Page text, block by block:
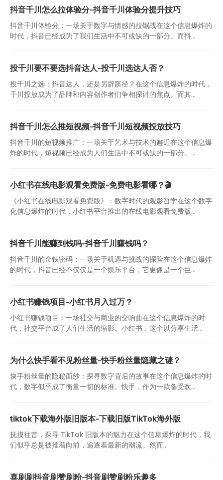
抖音千川怎么拉体验分-抖音千川体验分提升技巧
抖音千川体验分：一场关于数字与情感的拉锯战在这个信息爆炸的
时代，抖音已经成为了我们生活中不可或缺的一部分。而抖...
投千川要不要选抖音达人-投千川选达人否？
投千川之选：抖音达人，还是另辟蹊径？在这个信息爆炸的时代，
千川投放成为了品牌和内容创作者们争相探讨的焦点。而其...
抖音千川怎么推短视频-抖音千川短视频投放技巧
抖音千川的短视频推广：一场关于艺术与技术的邂逅在这个信息爆
炸的时代，短视频已经成为人们生活中不可或缺的一部分。...
小红书在线电影观看免费版-免费电影看哪？🎬
《小红书在线电影观看免费版》：数字时代的观影哲学在这个数字
化信息爆炸的时代，小红书平台推出的在线电影观看免费版...
抖音千川能赚到钱吗-抖音千川赚钱吗？
抖音千川的金钱密码：一场关于机遇与挑战的探险在这个信息爆炸
的时代，抖音已经不仅仅是一个娱乐平台，它更像是一个巨...
小红书赚钱项目-小红书月入过万？
小红书赚钱项目：一场社交与商业的交响曲在这个信息爆炸的时
代，社交平台成了人们生活的缩影。小红书，这个以分享生活...
为什么快手看不见粉丝量-快手粉丝量隐藏之谜？
快手粉丝量的隐秘面纱：探寻数字背后的故事在这个信息爆炸的时
代，数字似乎成了衡量一切的标准。快手，作为一款备受欢...
tiktok下载海外版旧版本-下载旧版TikTok海外版
抚摸往昔，探寻 TikTok 旧版本的魅力在这个信息爆炸的时代，我
们似乎总是被推着向前，追逐着最新的潮流。然而...
喜刷刷抖音刷赞刷粉-抖音刷赞刷粉乐趣多